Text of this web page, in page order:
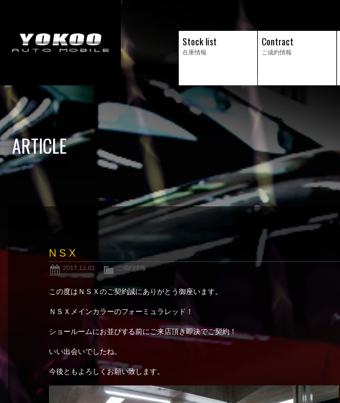
Stock list
在庫情報
Contract
ご成約情報
ARTICLE
N S X
2017.11.01 ご成約情報
この度はＮＳＸのご契約誠にありがとう御座います。
ＮＳＸメインカラーのフォーミュラレッド！
ショールームにお並びする前にご来店頂き即決でご契約！
いい出会いでしたね。
今後ともよろしくお願い致します。